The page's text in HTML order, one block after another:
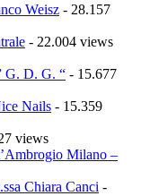
Weisz - 28.157
- 22.004 views
G. D. G. “ - 15.677
Nails - 15.359
views
Milano –
Chiara Canci -